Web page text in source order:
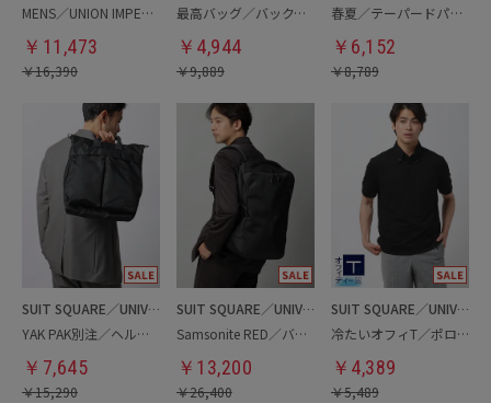
MENS／UNION IMPERIAL監修／コインローファー
￥ 11,473
￥16,390
最高バッグ／バックパック
￥ 4,944
￥9,889
春夏／テーパードパンツ
￥ 6,152
￥8,789
SUIT SQUARE／UNIVERSAL LANGUAGE
YAK PAK別注／ヘルメットバッグ
￥ 7,645
￥15,290
SUIT SQUARE／UNIVERSAL LANGUAGE
Samsonite RED／バックパック
￥ 13,200
￥26,400
SUIT SQUARE／UNIVERSAL LANGUAGE
冷たいオフィT／ポロシャツ
￥ 4,389
￥5,489